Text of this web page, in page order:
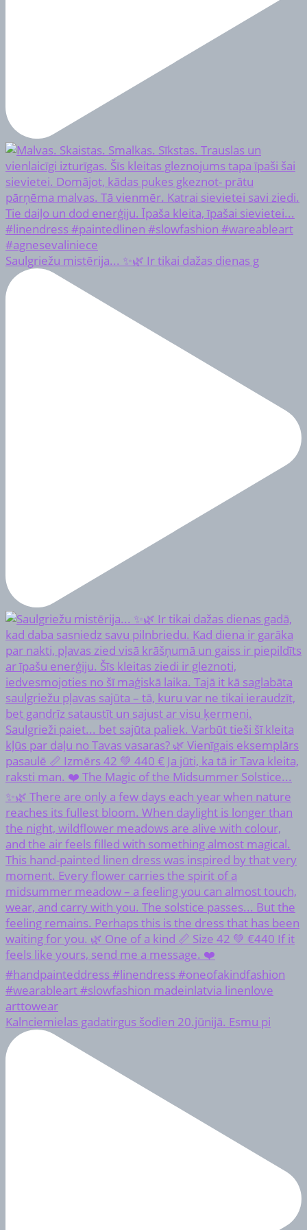
Saulgriežu mistērija... ✨🌿 Ir tikai dažas dienas g
Kalnciemielas gadatirgus šodien 20.jūnijā. Esmu pi